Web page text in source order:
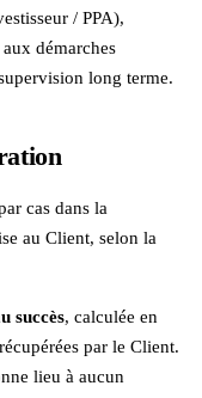
/ PPA),
démarches
long terme.
cas dans la
au Client, selon la
succès, calculée en
par le Client.
lieu à aucun